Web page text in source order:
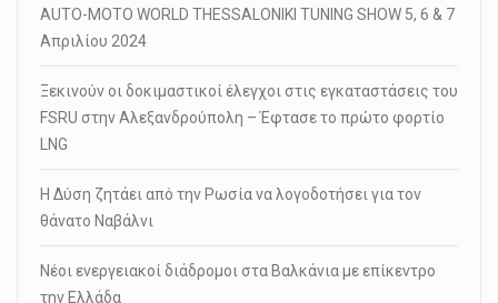
AUTO-MOTO WORLD THESSALONIKI TUNING SHOW 5, 6 & 7
Απριλίου 2024
Ξεκινούν οι δοκιμαστικοί έλεγχοι στις εγκαταστάσεις του
FSRU στην Αλεξανδρούπολη – Έφτασε το πρώτο φορτίο
LNG
Η Δύση ζητάει από την Ρωσία να λογοδοτήσει για τον
θάνατο Ναβάλνι
Νέοι ενεργειακοί διάδρομοι στα Βαλκάνια με επίκεντρο
την Ελλάδα